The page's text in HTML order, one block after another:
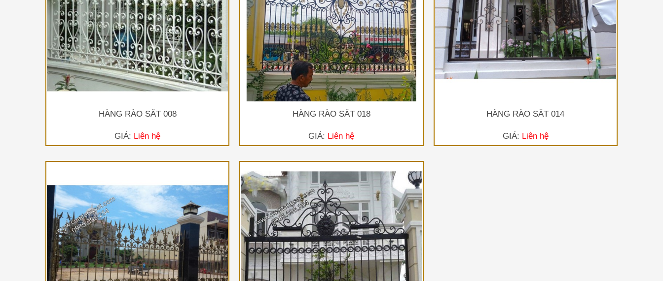
HÀNG RÀO SẮT 008
GIÁ: Liên hệ
HÀNG RÀO SẮT 018
GIÁ: Liên hệ
HÀNG RÀO SẮT 014
GIÁ: Liên hệ